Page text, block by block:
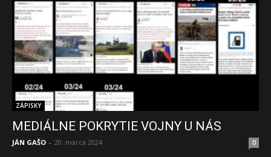
ZÁPISKY
MEDIÁLNE POKRYTIE VOJNY U NÁS
JÁN GAŠO - 20. marca 2024 0